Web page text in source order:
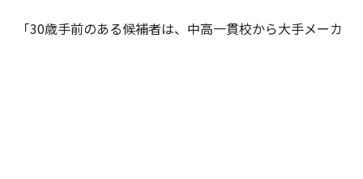
「30歳手前のある候補者は、中高一貫校から大手メーカ